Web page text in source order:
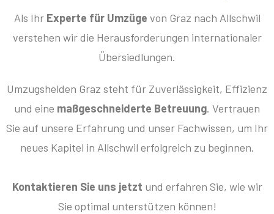
Als Ihr Experte für Umzüge von Graz nach Allschwil
verstehen wir die Herausforderungen internationaler
Übersiedlungen.
Umzugshelden Graz steht für Zuverlässigkeit, Effizienz
und eine maßgeschneiderte Betreuung. Vertrauen
Sie auf unsere Erfahrung und unser Fachwissen, um Ihr
neues Kapitel in Allschwil erfolgreich zu beginnen.
Kontaktieren Sie uns jetzt und erfahren Sie, wie wir
Sie optimal unterstützen können!